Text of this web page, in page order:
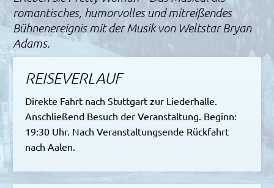
romantisches, humorvolles und mitreißendes
Bühnenereignis mit der Musik von Weltstar Bryan
Adams.
REISEVERLAUF
Direkte Fahrt nach Stuttgart zur Liederhalle.
Anschließend Besuch der Veranstaltung. Beginn:
19:30 Uhr. Nach Veranstaltungsende Rückfahrt
nach Aalen.